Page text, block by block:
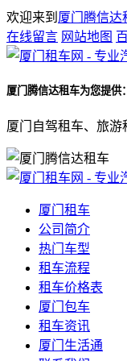
欢迎来到 厦门腾信达
在线留言 网站地图
厦门腾信达租车为您提供：
厦门自驾租车、旅
厦门租车
公司简介
热门车型
租车流程
租车价格表
厦门包车
租车资讯
厦门生活通